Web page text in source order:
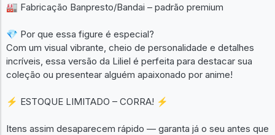
🏭 Fabricação Banpresto/Bandai – padrão premium
💎 Por que essa figure é especial?
Com um visual vibrante, cheio de personalidade e detalhes
incríveis, essa versão da Liliel é perfeita para destacar sua
coleção ou presentear alguém apaixonado por anime!
⚡ ESTOQUE LIMITADO – CORRA! ⚡
Itens assim desaparecem rápido — garanta já o seu antes que